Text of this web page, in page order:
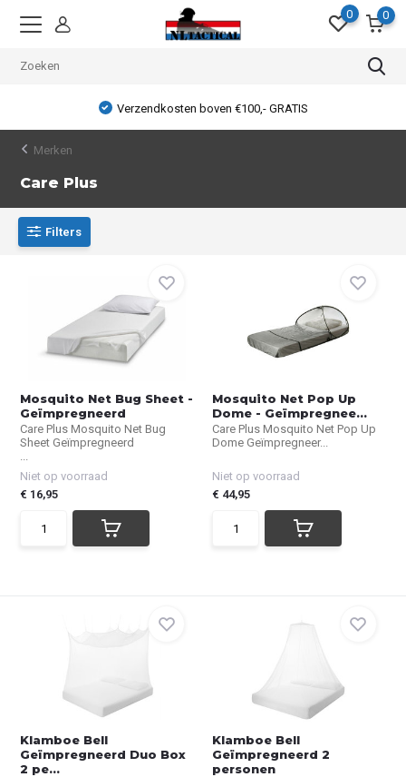
0 0
Verzendkosten boven €100,- GRATIS
Merken
Care Plus
Filters
Mosquito Net Bug Sheet -
Geïmpregneerd
Care Plus Mosquito Net Bug
Sheet Geïmpregneerd
...
Niet op voorraad
€ 16,95
Mosquito Net Pop Up
Dome - Geïmpregnee...
Care Plus Mosquito Net Pop Up
Dome Geïmpregneer...
Niet op voorraad
€ 44,95
Klamboe Bell
Geïmpregneerd Duo Box
2 pe...
Klamboe Bell
Geïmpregneerd 2
personen